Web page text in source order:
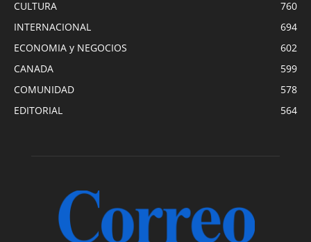
CULTURA
760
INTERNACIONAL
694
ECONOMIA y NEGOCIOS
602
CANADA
599
COMUNIDAD
578
EDITORIAL
564